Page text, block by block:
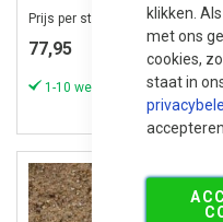
klikken.
met ons
cookies,
staat in
Prijs per stuk
77,95
1-10 werkdagen (meestal sneller)